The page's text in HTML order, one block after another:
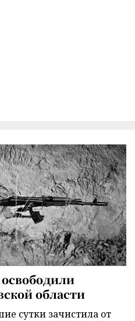
области
сутки зачистила от